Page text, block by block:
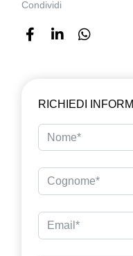
Condividi
RICHIEDI